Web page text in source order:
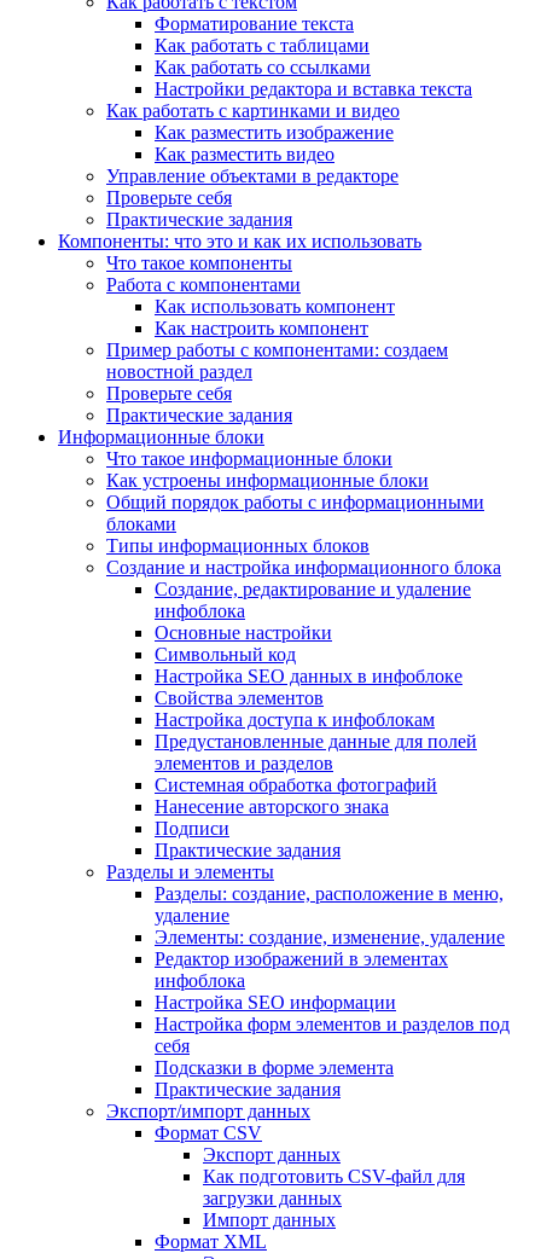
Форматирование текста
Как работать с таблицами
Как работать со ссылками
Настройки редактора и вставка текста
Как работать с картинками и видео
Как разместить изображение
Как разместить видео
Управление объектами в редакторе
Проверьте себя
Практические задания
Компоненты: что это и как их использовать
Что такое компоненты
Работа с компонентами
Как использовать компонент
Как настроить компонент
Пример работы с компонентами: создаем
новостной раздел
Проверьте себя
Практические задания
Информационные блоки
Что такое информационные блоки
Как устроены информационные блоки
Общий порядок работы с информационными
блоками
Типы информационных блоков
Создание и настройка информационного блока
Создание, редактирование и удаление
инфоблока
Основные настройки
Символьный код
Настройка SEO данных в инфоблоке
Свойства элементов
Настройка доступа к инфоблокам
Предустановленные данные для полей
элементов и разделов
Системная обработка фотографий
Нанесение авторского знака
Подписи
Практические задания
Разделы и элементы
Разделы: создание, расположение в меню,
удаление
Элементы: создание, изменение, удаление
Редактор изображений в элементах
инфоблока
Настройка SEO информации
Настройка форм элементов и разделов под
себя
Подсказки в форме элемента
Практические задания
Экспорт/импорт данных
Формат CSV
Экспорт данных
Как подготовить CSV-файл для
загрузки данных
Импорт данных
Формат XML